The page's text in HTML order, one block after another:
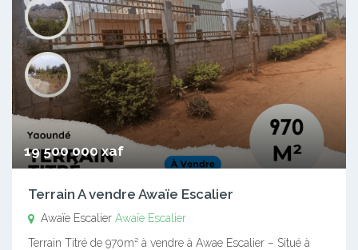
19 500 000 xaf
Terrain A vendre Awaïe Escalier
Awaïe Escalier Awaïe Escalier
Terrain Titré de 970m² à vendre à Awae Escalier – Situé à